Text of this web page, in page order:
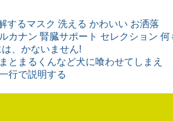
するマスク 洗える かわいい お洒落
カナン 腎臓サポート セレクション
、かないません!
とまるくんなど犬に喰わせてしまえ
行で説明する